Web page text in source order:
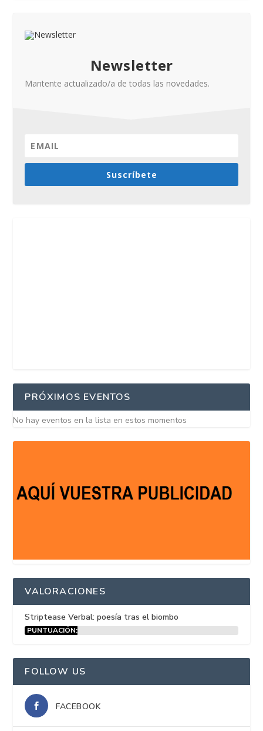
Newsletter
Mantente actualizado/a de todas las novedades.
Suscríbete
PRÓXIMOS EVENTOS
No hay eventos en la lista en estos momentos
VALORACIONES
Striptease Verbal: poesía tras el biombo
PUNTUACIÓN:
FOLLOW US
FACEBOOK